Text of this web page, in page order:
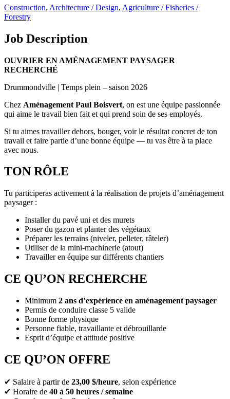
Construction, Architecture / Design, Agriculture / Fisheries /
Forestry
Job Description
OUVRIER EN AMÉNAGEMENT PAYSAGER
RECHERCHÉ
Drummondville | Temps plein – saison 2026
Chez Aménagement Paul Boisvert, on est une équipe passionnée
qui aime le travail bien fait et qui prend soin de ses employés.
Si tu aimes travailler dehors, bouger, voir le résultat concret de ton
travail et faire partie d’une bonne équipe — tu vas être à ta place
avec nous.
TON RÔLE
Tu participeras activement à la réalisation de projets d’aménagement
paysager :
Installer du pavé uni et des murets
Poser du gazon et planter des végétaux
Préparer les terrains (niveler, pelleter, râteler)
Utiliser de la mini-machinerie (atout)
Travailler en équipe sur différents chantiers
CE QU’ON RECHERCHE
Minimum 2 ans d’expérience en aménagement paysager
Permis de conduire classe 5 valide
Bonne forme physique
Personne fiable, travaillante et débrouillarde
Esprit d’équipe et attitude positive
CE QU’ON OFFRE
✔ Salaire à partir de 23,00 $/heure, selon expérience
✔ Horaire de 40 à 50 heures / semaine